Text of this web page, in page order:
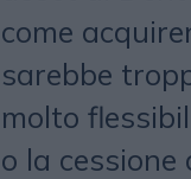
come
sarebbe
molto
o la